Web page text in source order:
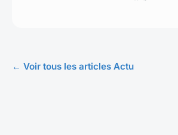
← Voir tous les articles Actu